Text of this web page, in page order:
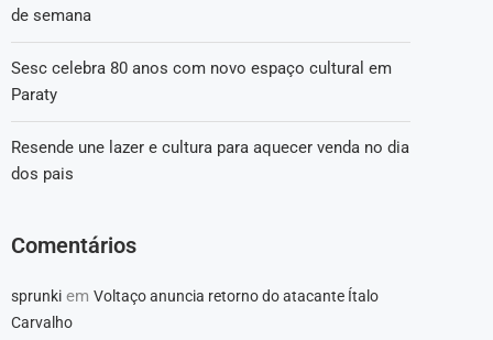
de semana
Sesc celebra 80 anos com novo espaço cultural em
Paraty
Resende une lazer e cultura para aquecer venda no dia
dos pais
Comentários
sprunki em Voltaço anuncia retorno do atacante Ítalo
Carvalho